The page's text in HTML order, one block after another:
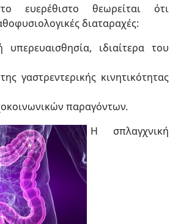
ευερέθιστο θεωρείται ότι
διαταραχές:
υπερευαισθησία, ιδιαίτερα του
γαστρεντερικής κινητικότητας
παραγόντων.
Η σπλαγχνική